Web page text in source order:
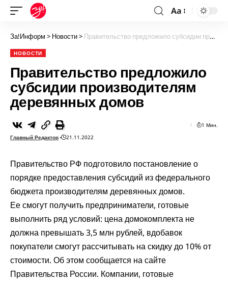
Aa
За!Информ > Новости> Правительство предложило субсидии производителям деревянных домов
НОВОСТИ
Правительство предложило
субсидии производителям
деревянных домов
Главный Редактор 21.11.2022
1 Мин.
Правительство РФ подготовило постановление о
порядке предоставления субсидий из федерального
бюджета производителям деревянных домов.
Ее смогут получить предприниматели, готовые
выполнить ряд условий: цена домокомплекта не
должна превышать 3,5 млн рублей, вдобавок
покупатели смогут рассчитывать на скидку до 10% от
стоимости. Об этом сообщается на сайте
Правительства России. Компании, готовые